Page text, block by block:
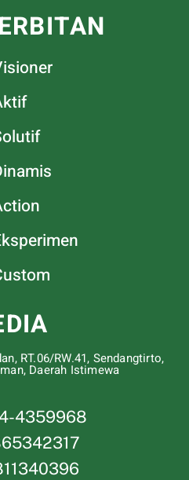
RT.06/RW.41, Sendangtirto,
Daerah Istimewa
4359968